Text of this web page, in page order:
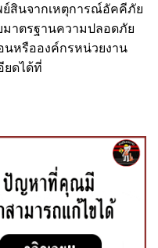
ย์สินจากเหตุการณ์อัคคีภัย
าตรฐานความปลอดภัย
นหรือองค์กรหน่วยงาน
ยดได้ที่